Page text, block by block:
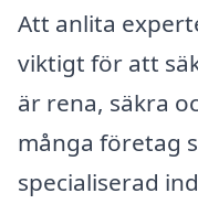
Att anlita
viktigt för att
är rena, säkra
många företag
specialiserad